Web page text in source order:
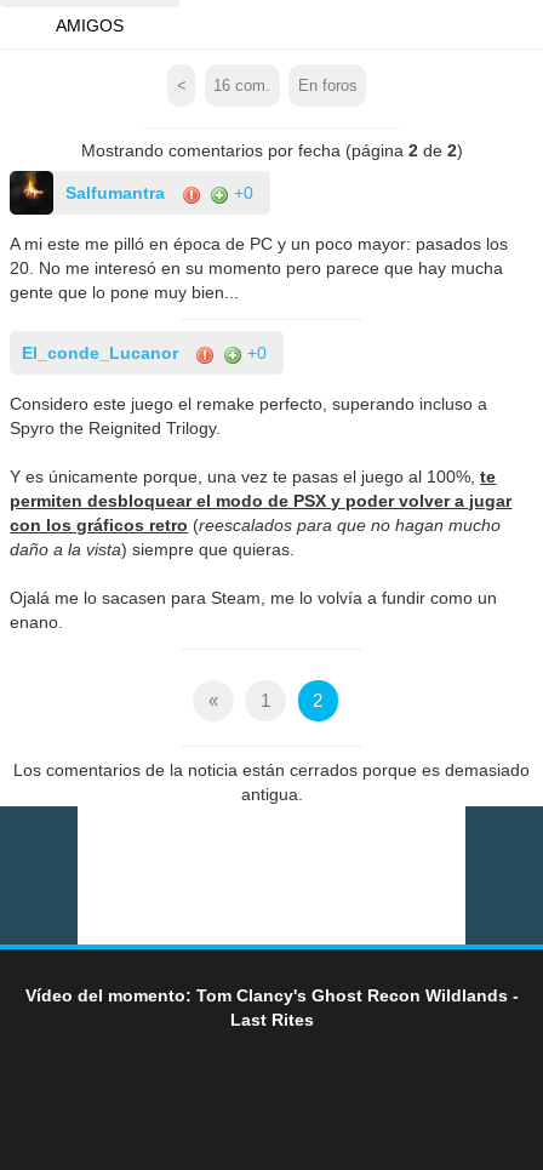
AMIGOS
< 16 com. En foros
Mostrando comentarios por fecha (página 2de 2)
Salfumantra +0
A mi este me pilló en época de PC y un poco mayor: pasados los
20. No me interesó en su momento pero parece que hay mucha
gente que lo pone muy bien...
El_conde_Lucanor +0
Considero este juego el remake perfecto, superando incluso a
Spyro the Reignited Trilogy.
Y es únicamente porque, una vez te pasas el juego al 100%,te
permiten desbloquear el modo de PSX y poder volver a jugar
con los gráficos retro (reescalados para que no hagan mucho
daño a la vista) siempre que quieras.
Ojalá me lo sacasen para Steam, me lo volvía a fundir como un
enano.
« 1 2
Los comentarios de la noticia están cerrados porque es demasiado
antigua.
Vídeo del momento: Tom Clancy's Ghost Recon Wildlands -
Last Rites